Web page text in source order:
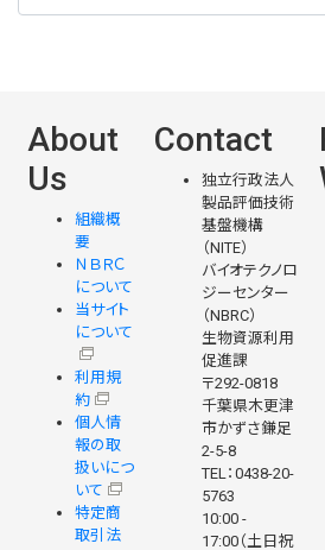
About
Us
組織概
要
ＮＢＲＣ
について
当サイト
について
利用規
約
個人情
報の取
扱いにつ
いて
特定商
取引法
Contact
独立行政法人
製品評価技術
基盤機構
（NITE）
バイオテクノロ
ジーセンター
（NBRC）
生物資源利用
促進課
〒292-0818
千葉県木更津
市かずさ鎌足
2-5-8
TEL：0438-20-
5763
10:00 -
17:00（土日祝